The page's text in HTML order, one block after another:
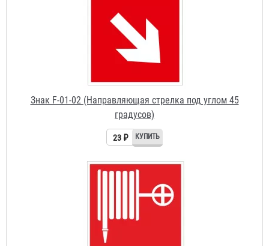
Знак F-01-02 (Направляющая стрелка под углом 45
градусов)
Знак F-02 (Пожарный кран)